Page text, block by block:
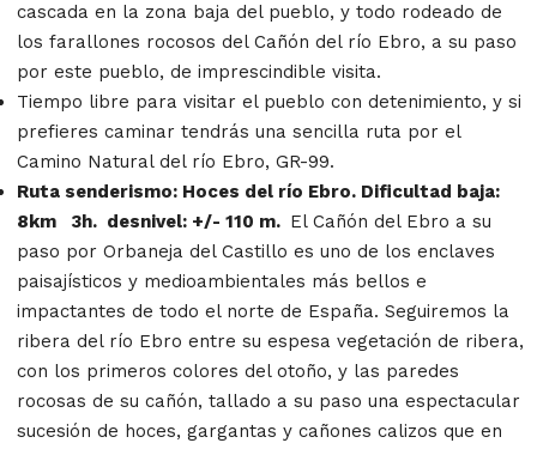
cascada en la zona baja del pueblo, y todo rodeado de
los farallones rocosos del Cañón del río Ebro, a su paso
por este pueblo, de imprescindible visita.
Tiempo libre para visitar el pueblo con detenimiento, y si
prefieres caminar tendrás una sencilla ruta por el
Camino Natural del río Ebro, GR-99.
Ruta senderismo: Hoces del río Ebro. Dificultad baja:
8km 3h. desnivel: +/- 110 m. El Cañón del Ebro a su
paso por Orbaneja del Castillo es uno de los enclaves
paisajísticos y medioambientales más bellos e
impactantes de todo el norte de España. Seguiremos la
ribera del río Ebro entre su espesa vegetación de ribera,
con los primeros colores del otoño, y las paredes
rocosas de su cañón, tallado a su paso una espectacular
sucesión de hoces, gargantas y cañones calizos que en